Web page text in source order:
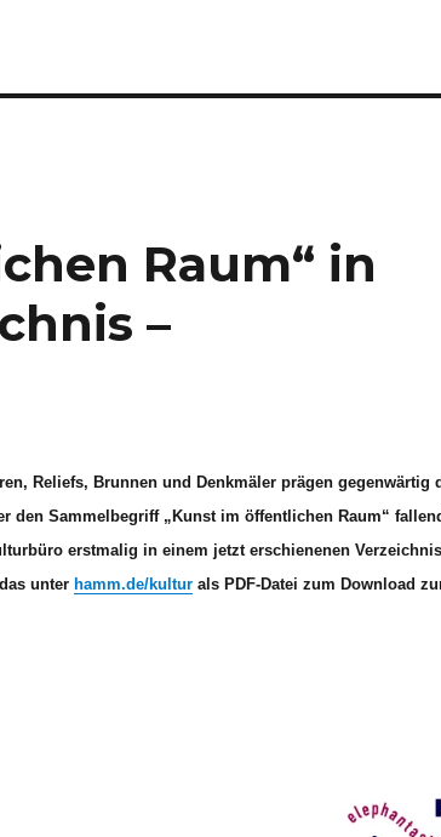
Raum“ in
–
Reliefs, Brunnen und Denkmäler prägen gegenwärtig
den Sammelbegriff „Kunst im öffentlichen Raum“
erstmalig in einem jetzt erschienenen Verzeichnis
unter hamm.de/kulturals PDF-Datei zum Download